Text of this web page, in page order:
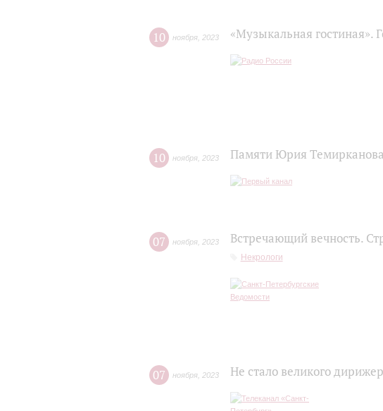
10 ноября 2023 «Музыкальная гостиная».
10 ноября 2023 Памяти Юрия Темирканова
07 ноября 2023 Встречающий вечность.
Некрологи
07 ноября 2023 Не стало великого